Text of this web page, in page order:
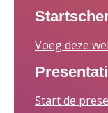
Voeg deze
Start de